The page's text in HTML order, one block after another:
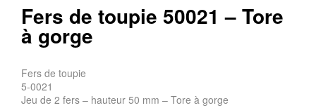
Fers de toupie 50021 – Tore
à gorge
Fers de toupie
5-0021
Jeu de 2 fers – hauteur 50 mm – Tore à gorge